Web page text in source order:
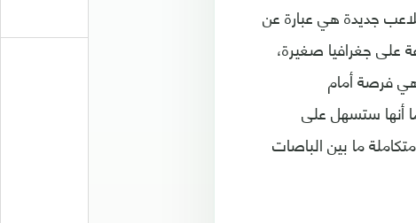
جديدة هي عبارة عن
على جغرافيا صغيرة،
وهي فرصة أمام
أنها ستسهل على
ما بين الباصات